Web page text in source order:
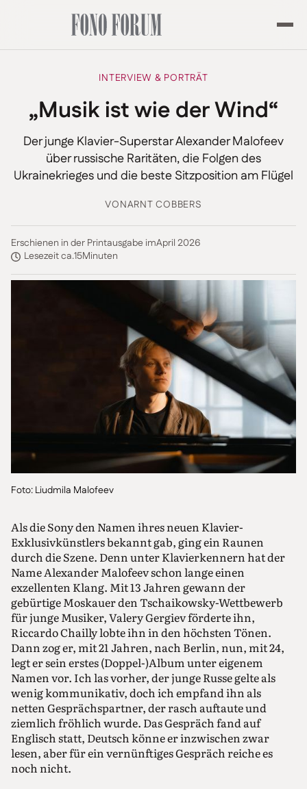
INTERVIEW & PORTRÄT
„Musik ist wie der Wind“
Der junge Klavier-Superstar Alexander Malofeev
über russische Raritäten, die Folgen des
Ukrainekrieges und die beste Sitzposition am Flügel
VONARNT COBBERS
Erschienen in der Printausgabe imApril 2026
Lesezeit ca.15Minuten
Foto: Liudmila Malofeev
Als die Sony den Namen ihres neuen Klavier-
Exklusivkünstlers bekannt gab, ging ein Raunen
durch die Szene. Denn unter Klavierkennern hat der
Name Alexander Malofeev schon lange einen
exzellenten Klang. Mit 13 Jahren gewann der
gebürtige Moskauer den Tschaikowsky-Wettbewerb
für junge Musiker, Valery Gergiev förderte ihn,
Riccardo Chailly lobte ihn in den höchsten Tönen.
Dann zog er, mit 21 Jahren, nach Berlin, nun, mit 24,
legt er sein erstes (Doppel-)Album unter eigenem
Namen vor. Ich las vorher, der junge Russe gelte als
wenig kommunikativ, doch ich empfand ihn als
netten Gesprächspartner, der rasch auftaute und
ziemlich fröhlich wurde. Das Gespräch fand auf
Englisch statt, Deutsch könne er inzwischen zwar
lesen, aber für ein vernünftiges Gespräch reiche es
noch nicht.